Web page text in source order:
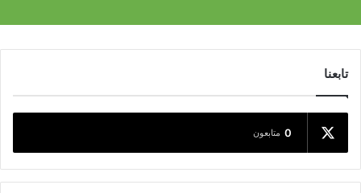
تابعنا
0 متابعون